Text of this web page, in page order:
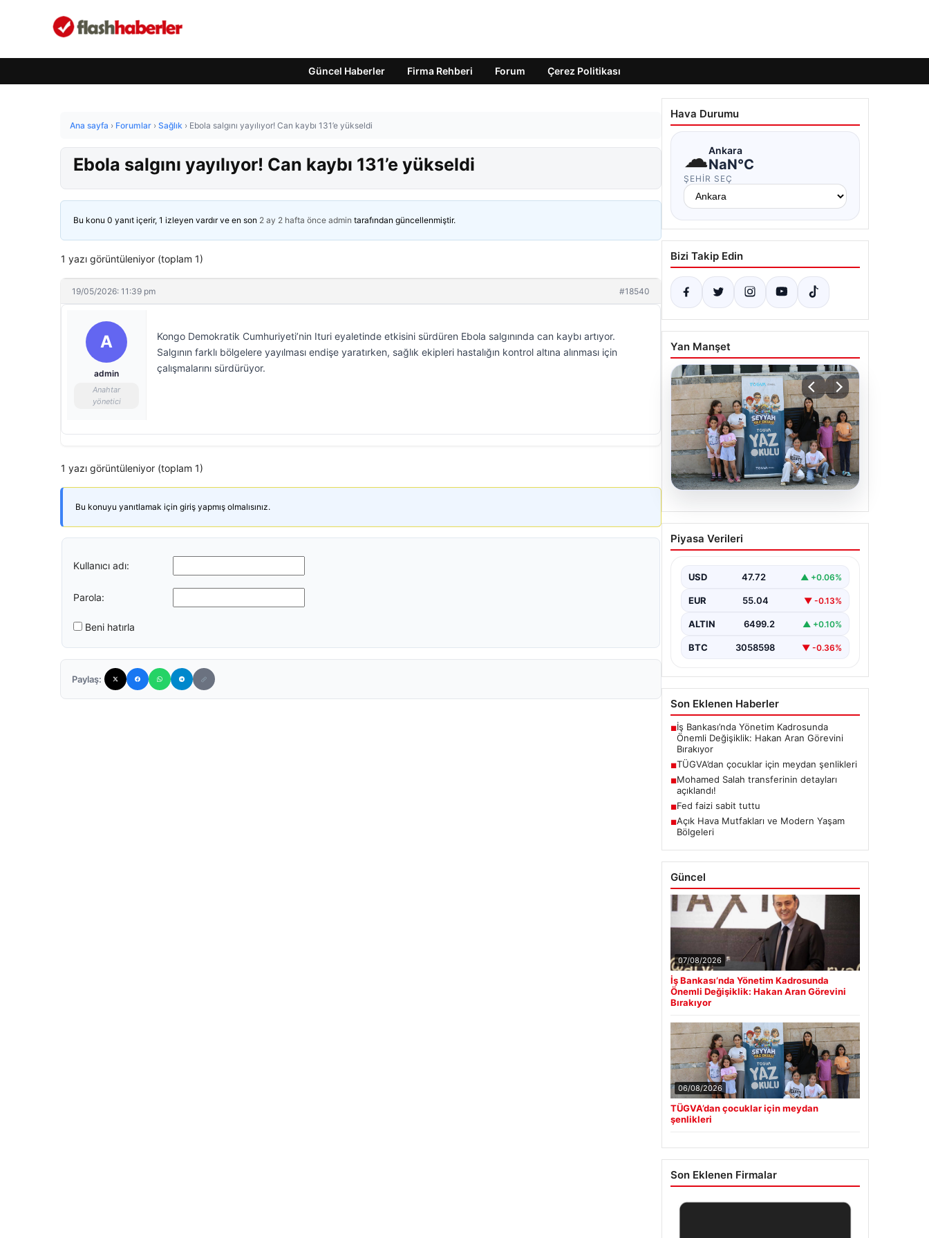
Güncel Haberler Firma Rehberi Forum Çerez Politikası
Ana sayfa › Forumlar › Sağlık › Ebola salgını yayılıyor! Can kaybı 131’e yükseldi
Ebola salgını yayılıyor! Can kaybı 131’e yükseldi
Bu konu 0 yanıt içerir, 1 izleyen vardır ve en son 2 ay 2 hafta önce admin tarafından güncellenmiştir.
1 yazı görüntüleniyor (toplam 1)
19/05/2026: 11:39 pm #18540
A
admin
Anahtar
yönetici
Kongo Demokratik Cumhuriyeti’nin Ituri eyaletinde etkisini sürdüren Ebola salgınında can kaybı artıyor.
Salgının farklı bölgelere yayılması endişe yaratırken, sağlık ekipleri hastalığın kontrol altına alınması için
çalışmalarını sürdürüyor.
1 yazı görüntüleniyor (toplam 1)
Bu konuyu yanıtlamak için giriş yapmış olmalısınız.
Kullanıcı adı:
Parola:
Beni hatırla
Paylaş:
Hava Durumu
☁Ankara
NaN°C
ŞEHIR SEÇ
Bizi Takip Edin
Yan Manşet
06.08.2026
TÜGVA’dan çocuklar için
meydan şenlikleri
Piyasa Verileri
USD 47.72 ▲ +0.06%
EUR 55.04 ▼ -0.13%
ALTIN 6499.2 ▲ +0.10%
BTC 3058598 ▼ -0.36%
Son Eklenen Haberler
■İş Bankası’nda Yönetim Kadrosunda
Önemli Değişiklik: Hakan Aran Görevini
Bırakıyor
■TÜGVA’dan çocuklar için meydan şenlikleri
■Mohamed Salah transferinin detayları
açıklandı!
■Fed faizi sabit tuttu
■Açık Hava Mutfakları ve Modern Yaşam
Bölgeleri
Güncel
07/08/2026
İş Bankası’nda Yönetim Kadrosunda
Önemli Değişiklik: Hakan Aran Görevini
Bırakıyor
06/08/2026
TÜGVA’dan çocuklar için meydan
şenlikleri
Son Eklenen Firmalar